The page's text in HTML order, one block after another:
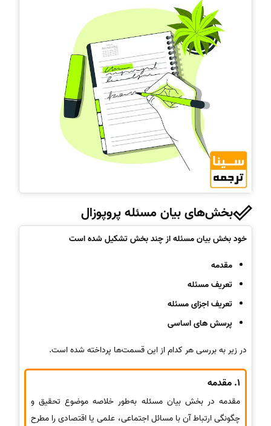
بخش‌های بیان مسئله پروپوزال
خود بخش بیان مسئله از چند بخش تشکیل شده است
مقدمه
تعریف مسئله
تعریف اجزای مسئله
پرسش های اساسی
در زیر به بررسی هر کدام از این قسمت‌ها پرداخته شده است.
1. مقدمه
مقدمه در بخش بیان مسئله به‌طور خلاصه موضوع تحقیق و
چگونگی ارتباط آن با مسائل اجتماعی، علمی یا اقتصادی را مطرح